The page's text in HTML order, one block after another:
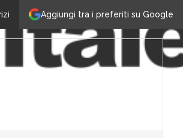
Aggiungi tra i preferiti su Google